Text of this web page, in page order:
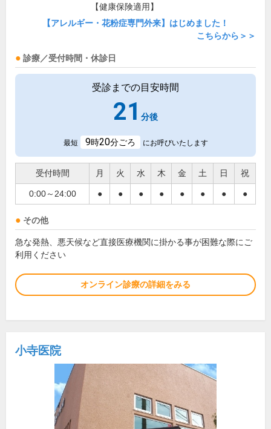
【健康保険適用】
【アレルギー・花粉症専門外来】はじめました！
こちらから＞＞
診療／受付時間・休診日
受診までの目安時間
21 分後
最短 9時20分ごろ にお呼びいたします
受付時間 月 火 水 木 金 土 日 祝
0:00～24:00 ● ● ● ● ● ● ● ●
その他
急な発熱、悪天候など直接医療機関に掛かる事が困難な際にご
利用ください
オンライン診療の詳細をみる
小寺医院